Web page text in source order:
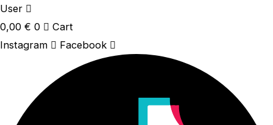
User
0,00 € 0
Cart
Instagram
Facebook